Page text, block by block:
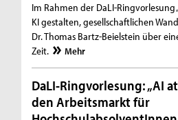
Im Rahmen der DaLI-
KI gestalten, gesellschaftlichen
Dr. Thomas Bartz-Beielstein über
Zeit.
Mehr
DaLI-Ringvorlesung: „AI
den Arbeitsmarkt für